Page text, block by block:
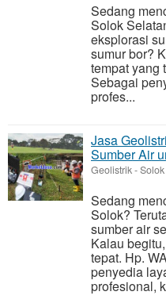
Sedang
Solok
eksplorasi
sumur bor?
tempat yang
Sebagai
profes...
Jasa
Sumber Air
Geolistrik-
Sedang
Solok?
sumber air
Kalau
tepat. Hp.
penyedia
profesional,